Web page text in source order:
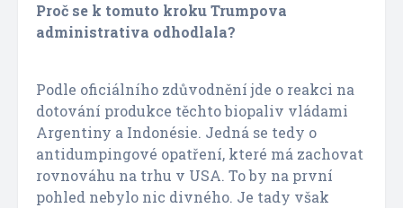
Proč se k tomuto kroku Trumpova
administrativa odhodlala?
Podle oficiálního zdůvodnění jde o reakci na
dotování produkce těchto biopaliv vládami
Argentiny a Indonésie. Jedná se tedy o
antidumpingové opatření, které má zachovat
rovnováhu na trhu v USA. To by na první
pohled nebylo nic divného. Je tady však